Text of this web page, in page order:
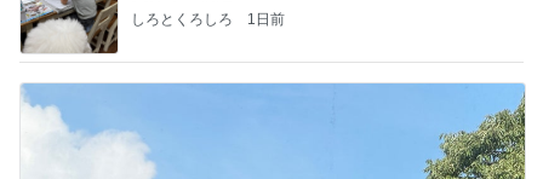
しろとくろしろ 1日前